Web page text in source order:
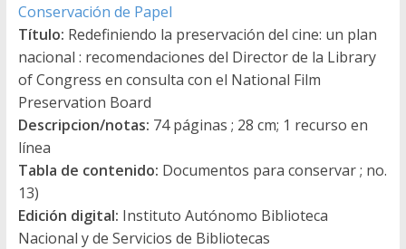
Conservación de Papel
Título: Redefiniendo la preservación del cine: un plan
nacional : recomendaciones del Director de la Library
of Congress en consulta con el National Film
Preservation Board
Descripcion/notas: 74 páginas ; 28 cm; 1 recurso en
línea
Tabla de contenido: Documentos para conservar ; no.
13)
Edición digital: Instituto Autónomo Biblioteca
Nacional y de Servicios de Bibliotecas